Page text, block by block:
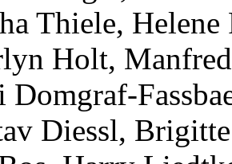
Thiele, Helene
Holt,
Diessl,